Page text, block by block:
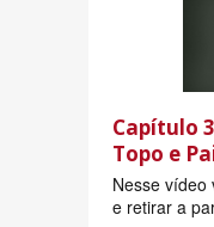
Capítulo
Topo e
Nesse vídeo
e retirar a